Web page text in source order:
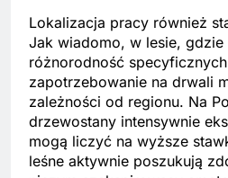
Lokalizacja pracy również
Jak wiadomo, w lesie, gdzie
różnorodność
zapotrzebowanie na drwali
zależności od regionu. Na
drzewostany intensywnie
mogą liczyć na wyższe
leśne aktywnie poszukują